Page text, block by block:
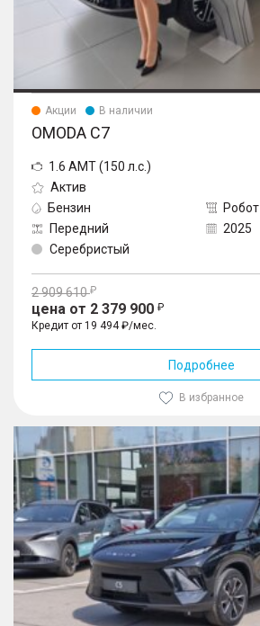
Акции В наличии
OMODA C7
1.6 AMT (150 л.с.)
Актив
Бензин
Робот
Передний
2025
Серебристый
2 909 610
цена от 2 379 900
Кредит от 19 494 ₽/мес.
Подробнее
В избранное